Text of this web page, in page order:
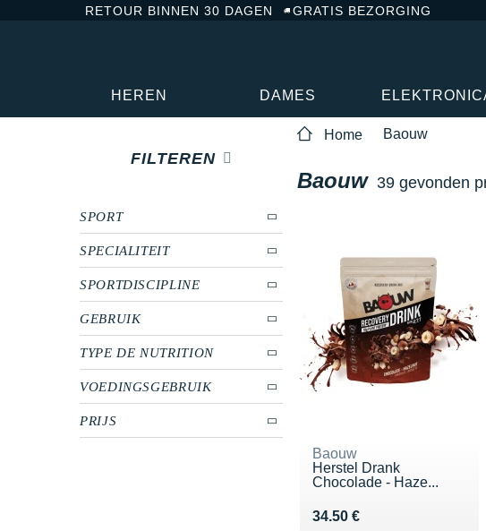
RETOUR BINNEN 30 DAGEN GRATIS BEZORGING
HEREN DAMES
Home Baouw
FILTEREN
SPORT
SPECIALITEIT
SPORTDISCIPLINE
GEBRUIK
TYPE DE NUTRITION
VOEDINGSGEBRUIK
PRIJS
Baouw 39 gevonden
Baouw
Herstel Drank
Chocolade - Haze...
34.50 €
Vendu 34.50 €